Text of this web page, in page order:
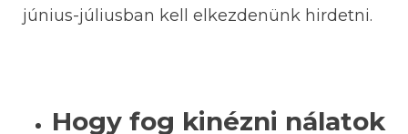
június-júliusban kell elkezdenünk hirdetni.
Hogy fog kinézni nálatok